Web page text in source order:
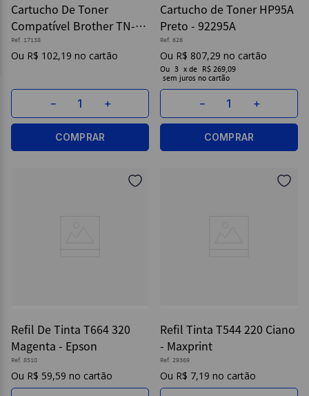
Cartucho De Toner
Compatível Brother TN-
3382 Preto - Maxprint
Ref. 17138
R$ 102,19
＋
－
COMPRAR
Cartucho de Toner HP95A
Preto - 92295A
Ref. 626
R$ 807,29
Ou 3 x de
R$ 269,09
sem juros
＋
－
COMPRAR
Refil De Tinta T664 320
Magenta - Epson
Ref. 8510
R$ 59,59
Refil Tinta T544 220 Ciano
- Maxprint
Ref. 29369
R$ 7,19